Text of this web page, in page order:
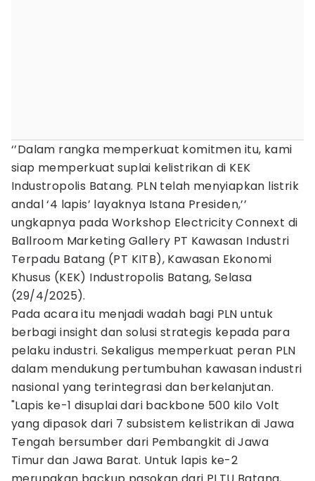
‘’Dalam rangka memperkuat komitmen itu, kami
siap memperkuat suplai kelistrikan di KEK
Industropolis Batang. PLN telah menyiapkan listrik
andal ‘4 lapis’ layaknya Istana Presiden,’’
ungkapnya pada Workshop Electricity Connext di
Ballroom Marketing Gallery PT Kawasan Industri
Terpadu Batang (PT KITB), Kawasan Ekonomi
Khusus (KEK) Industropolis Batang, Selasa
(29/4/2025).
Pada acara itu menjadi wadah bagi PLN untuk
berbagi insight dan solusi strategis kepada para
pelaku industri. Sekaligus memperkuat peran PLN
dalam mendukung pertumbuhan kawasan industri
nasional yang terintegrasi dan berkelanjutan.
"Lapis ke-1 disuplai dari backbone 500 kilo Volt
yang dipasok dari 7 subsistem kelistrikan di Jawa
Tengah bersumber dari Pembangkit di Jawa
Timur dan Jawa Barat. Untuk lapis ke-2